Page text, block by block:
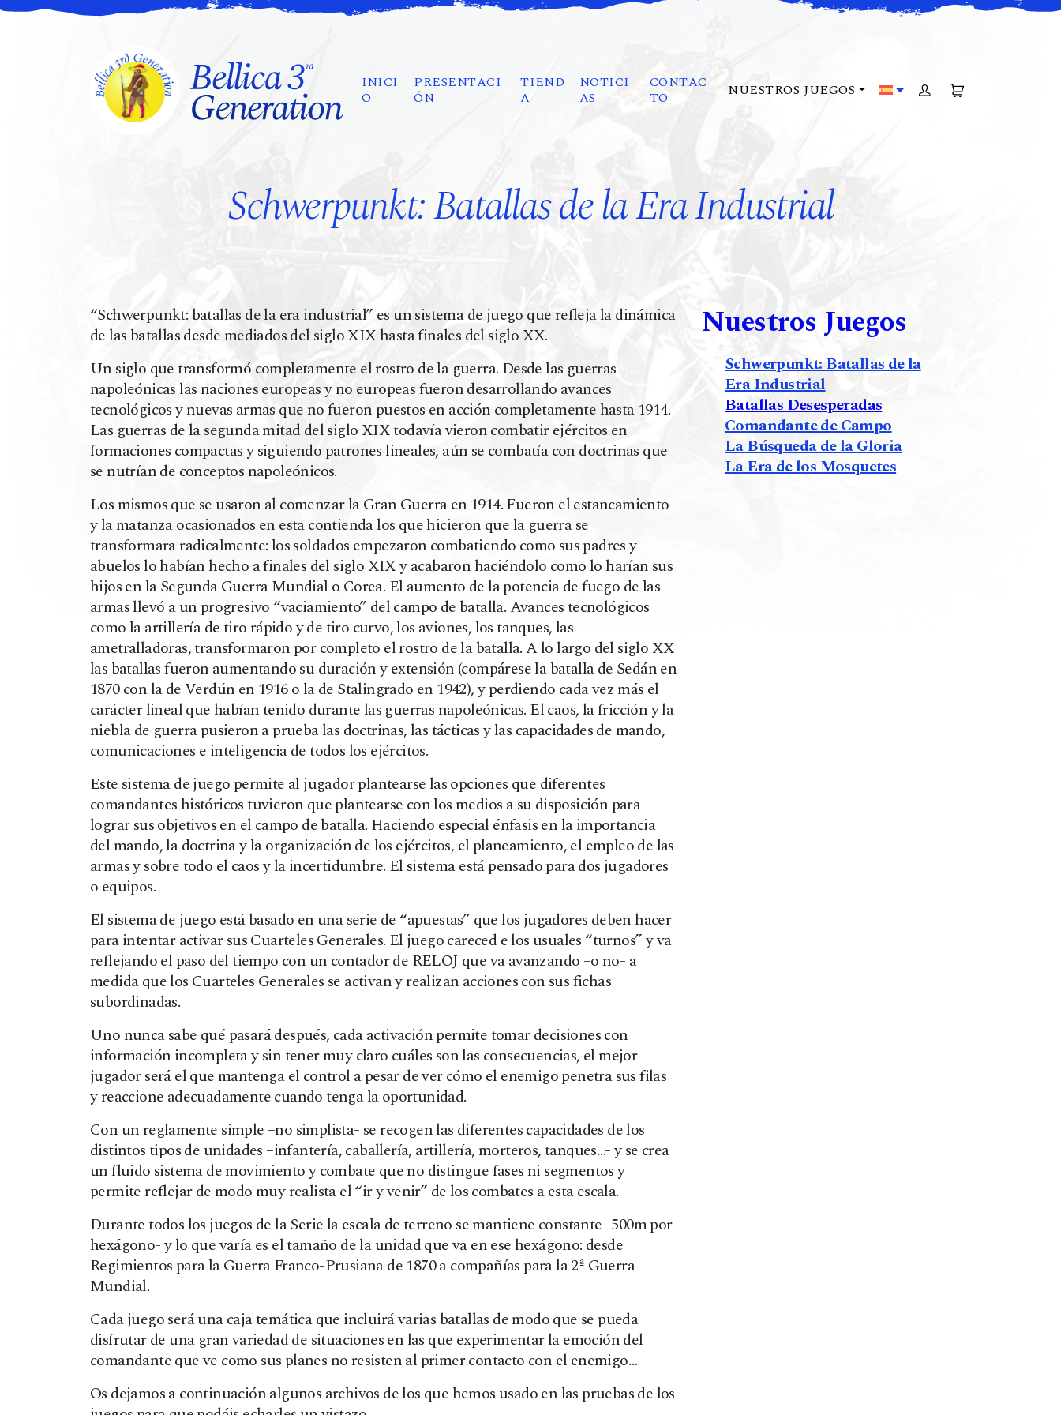
INICI
O
PRESENTACI
ÓN
TIEND
A
NOTICI
AS
CONTAC
TO
NUESTROS JUEGOS ACCOUNT
CART
Schwerpunkt: Batallas de la Era Industrial
“Schwerpunkt: batallas de la era industrial” es un sistema de juego que refleja la dinámica
de las batallas desde mediados del siglo XIX hasta finales del siglo XX.
Un siglo que transformó completamente el rostro de la guerra. Desde las guerras
napoleónicas las naciones europeas y no europeas fueron desarrollando avances
tecnológicos y nuevas armas que no fueron puestos en acción completamente hasta 1914.
Las guerras de la segunda mitad del siglo XIX todavía vieron combatir ejércitos en
formaciones compactas y siguiendo patrones lineales, aún se combatía con doctrinas que
se nutrían de conceptos napoleónicos.
Los mismos que se usaron al comenzar la Gran Guerra en 1914. Fueron el estancamiento
y la matanza ocasionados en esta contienda los que hicieron que la guerra se
transformara radicalmente: los soldados empezaron combatiendo como sus padres y
abuelos lo habían hecho a finales del siglo XIX y acabaron haciéndolo como lo harían sus
hijos en la Segunda Guerra Mundial o Corea. El aumento de la potencia de fuego de las
armas llevó a un progresivo “vaciamiento” del campo de batalla. Avances tecnológicos
como la artillería de tiro rápido y de tiro curvo, los aviones, los tanques, las
ametralladoras, transformaron por completo el rostro de la batalla. A lo largo del siglo XX
las batallas fueron aumentando su duración y extensión (compárese la batalla de Sedán en
1870 con la de Verdún en 1916 o la de Stalingrado en 1942), y perdiendo cada vez más el
carácter lineal que habían tenido durante las guerras napoleónicas. El caos, la fricción y la
niebla de guerra pusieron a prueba las doctrinas, las tácticas y las capacidades de mando,
comunicaciones e inteligencia de todos los ejércitos.
Este sistema de juego permite al jugador plantearse las opciones que diferentes
comandantes históricos tuvieron que plantearse con los medios a su disposición para
lograr sus objetivos en el campo de batalla. Haciendo especial énfasis en la importancia
del mando, la doctrina y la organización de los ejércitos, el planeamiento, el empleo de las
armas y sobre todo el caos y la incertidumbre. El sistema está pensado para dos jugadores
o equipos.
El sistema de juego está basado en una serie de “apuestas” que los jugadores deben hacer
para intentar activar sus Cuarteles Generales. El juego careced e los usuales “turnos” y va
reflejando el paso del tiempo con un contador de RELOJ que va avanzando –o no- a
medida que los Cuarteles Generales se activan y realizan acciones con sus fichas
subordinadas.
Uno nunca sabe qué pasará después, cada activación permite tomar decisiones con
información incompleta y sin tener muy claro cuáles son las consecuencias, el mejor
jugador será el que mantenga el control a pesar de ver cómo el enemigo penetra sus filas
y reaccione adecuadamente cuando tenga la oportunidad.
Con un reglamente simple –no simplista- se recogen las diferentes capacidades de los
distintos tipos de unidades –infantería, caballería, artillería, morteros, tanques…- y se crea
un fluido sistema de movimiento y combate que no distingue fases ni segmentos y
permite reflejar de modo muy realista el “ir y venir” de los combates a esta escala.
Durante todos los juegos de la Serie la escala de terreno se mantiene constante -500m por
hexágono- y lo que varía es el tamaño de la unidad que va en ese hexágono: desde
Regimientos para la Guerra Franco-Prusiana de 1870 a compañías para la 2ª Guerra
Mundial.
Cada juego será una caja temática que incluirá varias batallas de modo que se pueda
disfrutar de una gran variedad de situaciones en las que experimentar la emoción del
comandante que ve como sus planes no resisten al primer contacto con el enemigo…
Os dejamos a continuación algunos archivos de los que hemos usado en las pruebas de los
Nuestros Juegos
Schwerpunkt: Batallas de la
Era Industrial
Batallas Desesperadas
Comandante de Campo
La Búsqueda de la Gloria
La Era de los Mosquetes